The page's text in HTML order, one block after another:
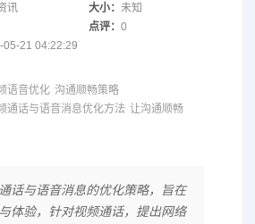
讯 大小：未知
点评：0
05-21 04:22:29
语音优化 沟通顺畅策略
通话与语音消息优化方法 让沟通顺畅
话与语音消息的优化策略，旨在
体验，针对视频通话，提出网络